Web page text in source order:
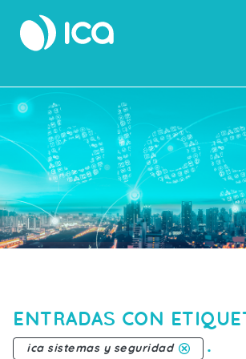
ENTRADAS CON
ica sistemas y seguridad .